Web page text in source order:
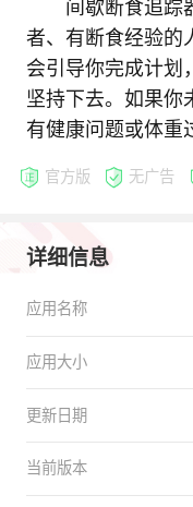
间歇断食追踪
者、有断食经验的
会引导你完成计划
坚持下去。如果你
有健康问题或体重
官方版 无广告
详细信息
应用名称
应用大小
更新日期
当前版本